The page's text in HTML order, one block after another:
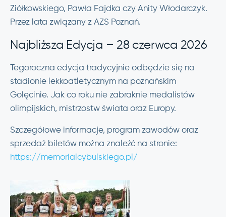
Ziółkowskiego, Pawła Fajdka czy Anity Włodarczyk.
Przez lata związany z AZS Poznań.
Najbliższa Edycja – 28 czerwca 2026
Tegoroczna edycja tradycyjnie odbędzie się na
stadionie lekkoatletycznym na poznańskim
Golęcinie. Jak co roku nie zabraknie medalistów
olimpijskich, mistrzostw świata oraz Europy.
Szczegółowe informacje, program zawodów oraz
sprzedaż biletów można znaleźć na stronie:
https://memorialcybulskiego.pl/